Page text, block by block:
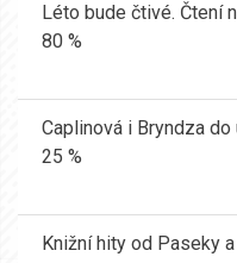
Léto bude čtivé. Čtení
80 %
Caplinová i Bryndza
25 %
Knižní hity od Paseky